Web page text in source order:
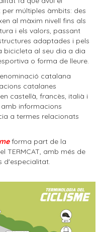
múltiples àmbits: des
al màxim nivell fins als
i els valors, passant
adaptades i pels
bicicleta al seu dia a dia
o forma de lleure.
catalana
catalanes
castellà, francès, italià i
informacions
a termes relacionats
forma part de la
TERMCAT, amb més de
d'especialitat.